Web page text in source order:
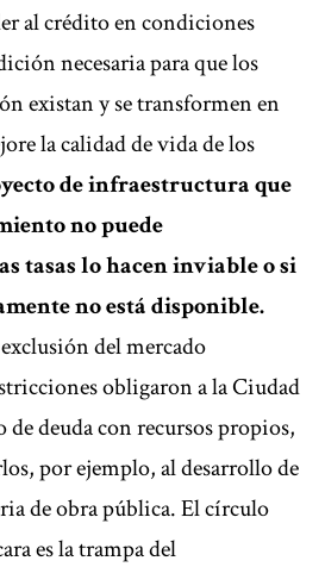
al crédito en condiciones
necesaria para que los
existan y se transformen en
la calidad de vida de los
de infraestructura que
no puede
tasas lo hacen inviable o si
no está disponible.
del mercado
obligaron a la Ciudad
de deuda con recursos propios,
por ejemplo, al desarrollo de
de obra pública. El círculo
es la trampa del